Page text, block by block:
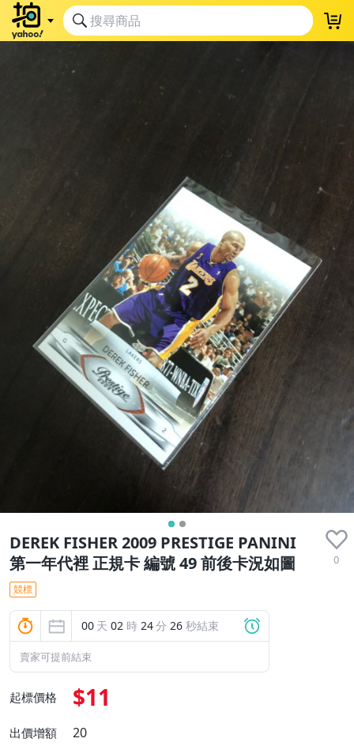
DEREK FISHER 2009 PRESTIGE PANINI
第一年代裡 正規卡 編號 49 前後卡況如圖
0
競標
00 天 02 時 24分 25 秒結束
賣家可提前結束
起標價格 $11
出價增額 20